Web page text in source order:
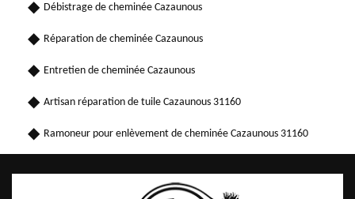
Débistrage de cheminée Cazaunous
Réparation de cheminée Cazaunous
Entretien de cheminée Cazaunous
Artisan réparation de tuile Cazaunous 31160
Ramoneur pour enlèvement de cheminée Cazaunous 31160